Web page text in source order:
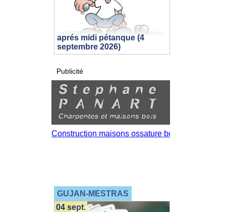
aprés midi pétanque (4
septembre 2026)
Publicité
GUJAN-MESTRAS
04 sept.